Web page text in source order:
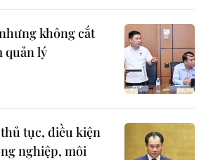
không cắt
quản lý
tục, điều kiện
nghiệp, môi